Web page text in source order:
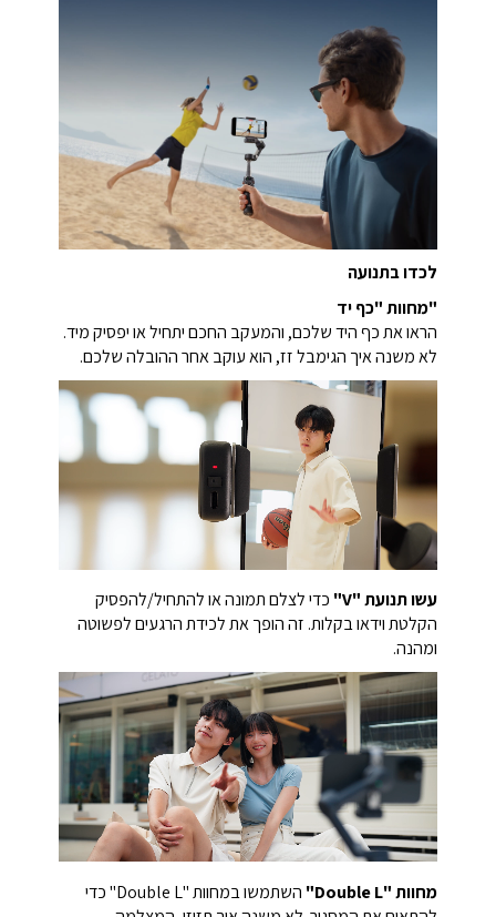
לכדו בתנועה
"מחוות "כף יד
הראו את כף היד שלכם, והמעקב החכם יתחיל או יפסיק מיד.
לא משנה איך הגימבל זז, הוא עוקב אחר ההובלה שלכם.
עשו תנועת "V"
כדי לצלם תמונה או להתחיל/להפסיק
הקלטת וידאו בקלות. זה הופך את לכידת הרגעים לפשוטה
ומהנה.
מחוות "Double L"
השתמשו במחוות "Double L" כדי